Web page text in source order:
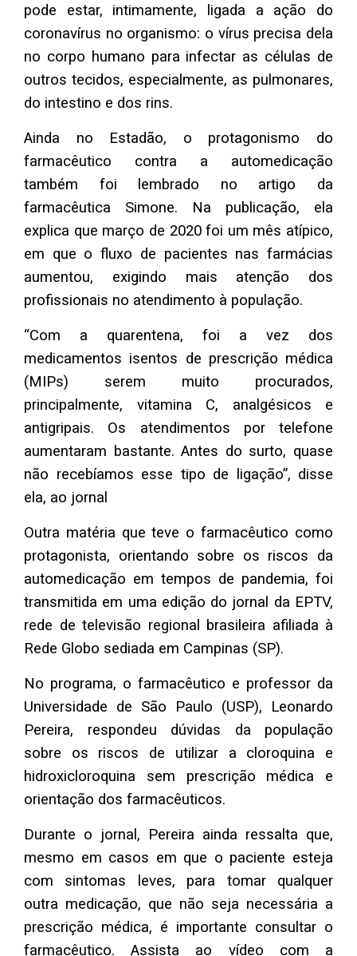
pode estar, intimamente, ligada a ação do
coronavírus no organismo: o vírus precisa dela
no corpo humano para infectar as células de
outros tecidos, especialmente, as pulmonares,
do intestino e dos rins.
Ainda no Estadão, o protagonismo do
farmacêutico contra a automedicação
também foi lembrado no artigo da
farmacêutica Simone. Na publicação, ela
explica que março de 2020 foi um mês atípico,
em que o fluxo de pacientes nas farmácias
aumentou, exigindo mais atenção dos
profissionais no atendimento à população.
“Com a quarentena, foi a vez dos
medicamentos isentos de prescrição médica
(MIPs) serem muito procurados,
principalmente, vitamina C, analgésicos e
antigripais. Os atendimentos por telefone
aumentaram bastante. Antes do surto, quase
não recebíamos esse tipo de ligação”, disse
ela, ao jornal
Outra matéria que teve o farmacêutico como
protagonista, orientando sobre os riscos da
automedicação em tempos de pandemia, foi
transmitida em uma edição do jornal da EPTV,
rede de televisão regional brasileira afiliada à
Rede Globo sediada em Campinas (SP).
No programa, o farmacêutico e professor da
Universidade de São Paulo (USP), Leonardo
Pereira, respondeu dúvidas da população
sobre os riscos de utilizar a cloroquina e
hidroxicloroquina sem prescrição médica e
orientação dos farmacêuticos.
Durante o jornal, Pereira ainda ressalta que,
mesmo em casos em que o paciente esteja
com sintomas leves, para tomar qualquer
outra medicação, que não seja necessária a
prescrição médica, é importante consultar o
farmacêutico. Assista ao vídeo com a